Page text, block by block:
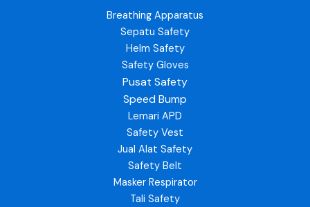
Breathing Apparatus
Sepatu Safety
Helm Safety
Safety Gloves
Pusat Safety
Speed Bump
Lemari APD
Safety Vest
Jual Alat Safety
Safety Belt
Masker Respirator
Tali Safety